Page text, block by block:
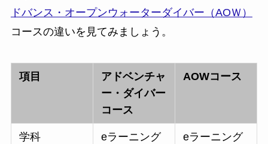
ドバンス・オープンウォーターダイバー（AOＷ）
コースの違いを見てみましょう。
項目
アドベンチャ
ー・ダイバー
コース
AOWコース
学科 eラーニング eラーニング